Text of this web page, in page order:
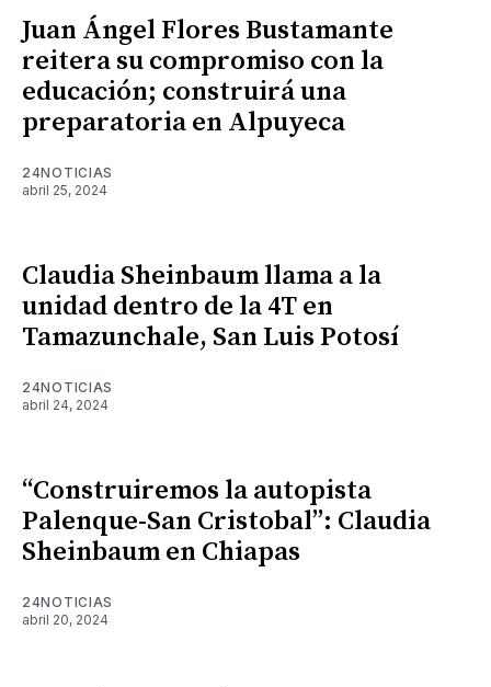
Juan Ángel Flores Bustamante
reitera su compromiso con la
educación; construirá una
preparatoria en Alpuyeca
24NOTICIAS
abril 25, 2024
Claudia Sheinbaum llama a la
unidad dentro de la 4T en
Tamazunchale, San Luis Potosí
24NOTICIAS
abril 24, 2024
“Construiremos la autopista
Palenque-San Cristobal”: Claudia
Sheinbaum en Chiapas
24NOTICIAS
abril 20, 2024